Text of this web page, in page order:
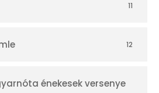
11
12
énekesek versenye